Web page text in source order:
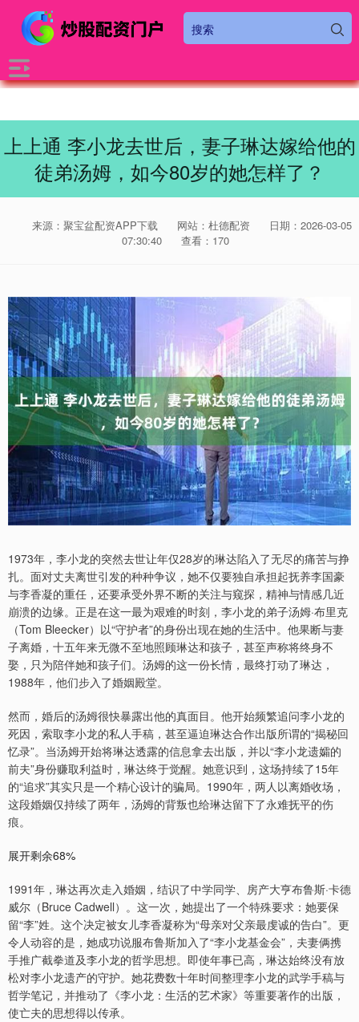
上上通 李小龙去世后，妻子琳达嫁给他的
徒弟汤姆，如今80岁的她怎样了？
来源：聚宝盆配资APP下载 网站：杜德配资
日期：2026-03-05
07:30:40
查看：170
1973年，李小龙的突然去世让年仅28岁的琳达陷入了无尽的痛苦与挣
扎。面对丈夫离世引发的种种争议，她不仅要独自承担起抚养李国豪
与李香凝的重任，还要承受外界不断的关注与窥探，精神与情感几近
崩溃的边缘。正是在这一最为艰难的时刻，李小龙的弟子汤姆·布里克
（Tom Bleecker）以“守护者”的身份出现在她的生活中。他果断与妻
子离婚，十五年来无微不至地照顾琳达和孩子，甚至声称将终身不
娶，只为陪伴她和孩子们。汤姆的这一份长情，最终打动了琳达，
1988年，他们步入了婚姻殿堂。
然而，婚后的汤姆很快暴露出他的真面目。他开始频繁追问李小龙的
死因，索取李小龙的私人手稿，甚至逼迫琳达合作出版所谓的“揭秘回
忆录”。当汤姆开始将琳达透露的信息拿去出版，并以“李小龙遗孀的
前夫”身份赚取利益时，琳达终于觉醒。她意识到，这场持续了15年
的“追求”其实只是一个精心设计的骗局。1990年，两人以离婚收场，
这段婚姻仅持续了两年，汤姆的背叛也给琳达留下了永难抚平的伤
痕。
展开剩余68%
1991年，琳达再次走入婚姻，结识了中学同学、房产大亨布鲁斯·卡德
威尔（Bruce Cadwell）。这一次，她提出了一个特殊要求：她要保
留“李”姓。这个决定被女儿李香凝称为“母亲对父亲最虔诚的告白”。更
令人动容的是，她成功说服布鲁斯加入了“李小龙基金会”，夫妻俩携
手推广截拳道及李小龙的哲学思想。即使年事已高，琳达始终没有放
松对李小龙遗产的守护。她花费数十年时间整理李小龙的武学手稿与
哲学笔记，并推动了《李小龙：生活的艺术家》等重要著作的出版，
使亡夫的思想得以传承。